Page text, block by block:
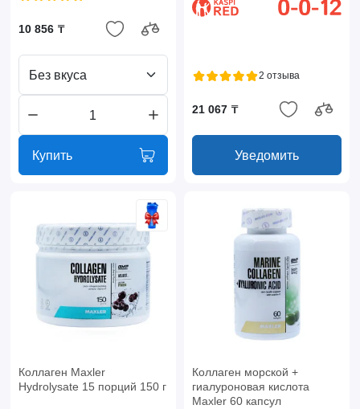
10 856 ₸
Без вкуса
Купить
2 отзыва
21 067 ₸
Уведомить
Коллаген Maxler
Hydrolysate 15 порций 150 г
Коллаген морской +
гиалуроновая кислота
Maxler 60 капсул